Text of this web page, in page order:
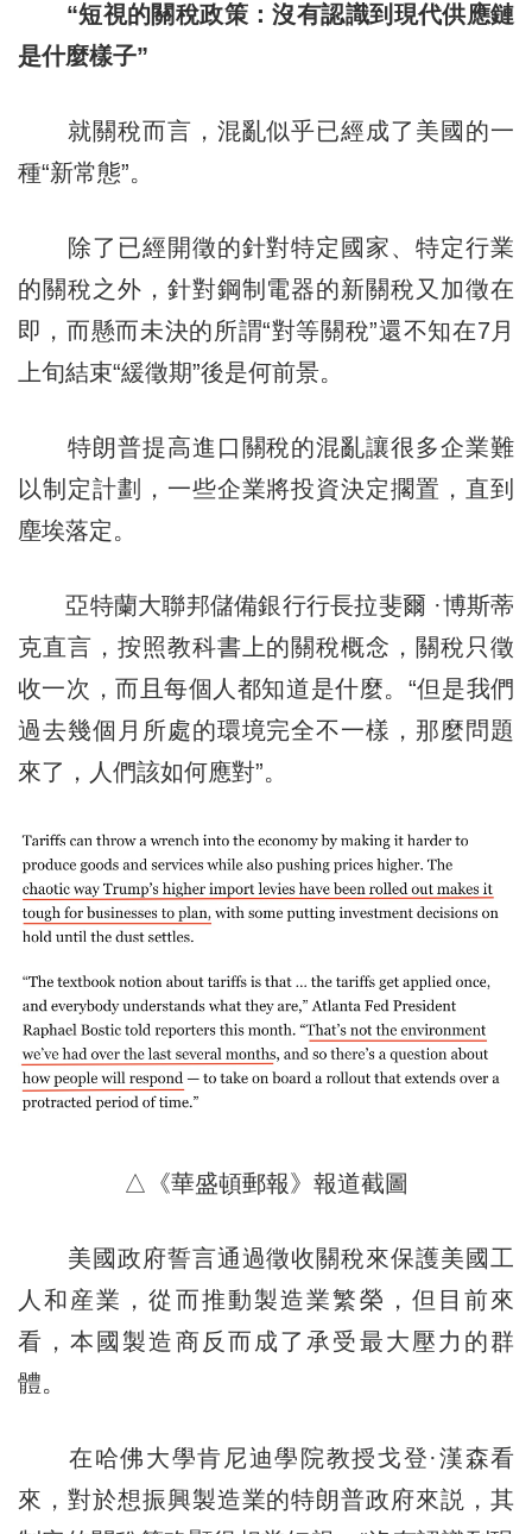
“短視的關稅政策：沒有認識到現代供應鏈
是什麼樣子”
就關稅而言，混亂似乎已經成了美國的一
種“新常態”。
除了已經開徵的針對特定國家、特定行業
的關稅之外，針對鋼制電器的新關稅又加徵在
即，而懸而未決的所謂“對等關稅”還不知在7月
上旬結束“緩徵期”後是何前景。
特朗普提高進口關稅的混亂讓很多企業難
以制定計劃，一些企業將投資決定擱置，直到
塵埃落定。
亞特蘭大聯邦儲備銀行行長拉斐爾 ·博斯蒂
克直言，按照教科書上的關稅概念，關稅只徵
收一次，而且每個人都知道是什麼。“但是我們
過去幾個月所處的環境完全不一樣，那麼問題
來了，人們該如何應對”。
△《華盛頓郵報》報道截圖
美國政府誓言通過徵收關稅來保護美國工
人和産業，從而推動製造業繁榮，但目前來
看，本國製造商反而成了承受最大壓力的群
體。
在哈佛大學肯尼迪學院教授戈登·漢森看
來，對於想振興製造業的特朗普政府來説，其